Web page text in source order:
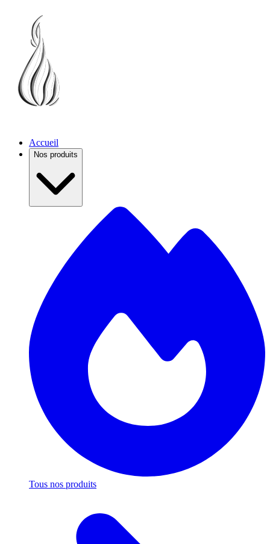
Accueil
Nos produits
Tous nos produits